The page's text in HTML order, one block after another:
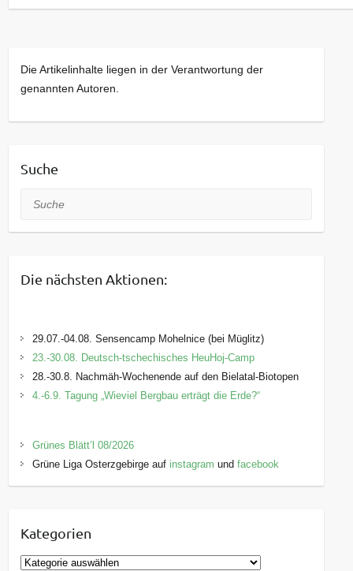
(Einzeltermine)
Alte Straße 13, 01744 Dippoldiswalde, OT
E-Mail:bildung@lpv-osterzgebirge.de
Die Artikelinhalte liegen in der Verantwortung der
genannten Autoren.
Suche
Suche
Die nächsten Aktionen:
29.07.-04.08. Sensencamp Mohelnice (bei Müglitz)
23.-30.08. Deutsch-tschechisches HeuHoj-Camp
28.-30.8. Nachmäh-Wochenende auf den Bielatal-Biotopen
4.-6.9. Tagung „Wieviel Bergbau erträgt die Erde?“
Grünes Blätt’l 08/2026
Grüne Liga Osterzgebirge auf instagram undfacebook
Kategorien
K